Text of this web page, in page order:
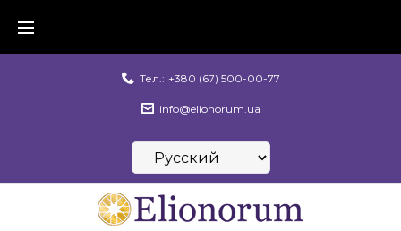
content
Тел.: +380 (67) 500-00-77
info@elionorum.ua
Выбрать
язык